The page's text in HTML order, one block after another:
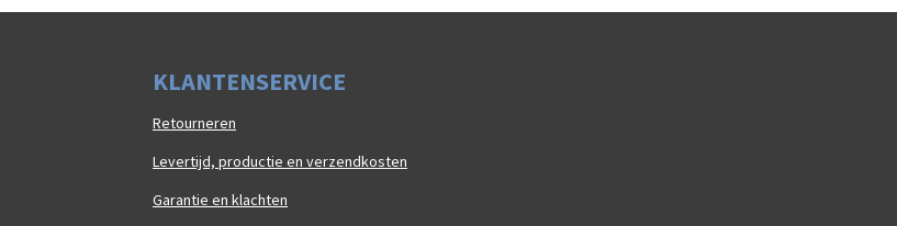
KLANTENSERVICE
Retourneren
Levertijd, productie en verzendkosten
Garantie en klachten